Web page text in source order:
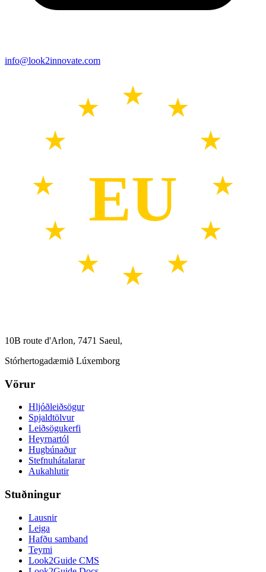
info@look2innovate.com
EU
10B route d'Arlon, 7471 Saeul,
Stórhertogadæmið Lúxemborg
Vörur
Hljóðleiðsögur
Spjaldtölvur
Leiðsögukerfi
Heyrnartól
Hugbúnaður
Stefnuhátalarar
Aukahlutir
Stuðningur
Lausnir
Leiga
Hafðu samband
Teymi
Look2Guide CMS